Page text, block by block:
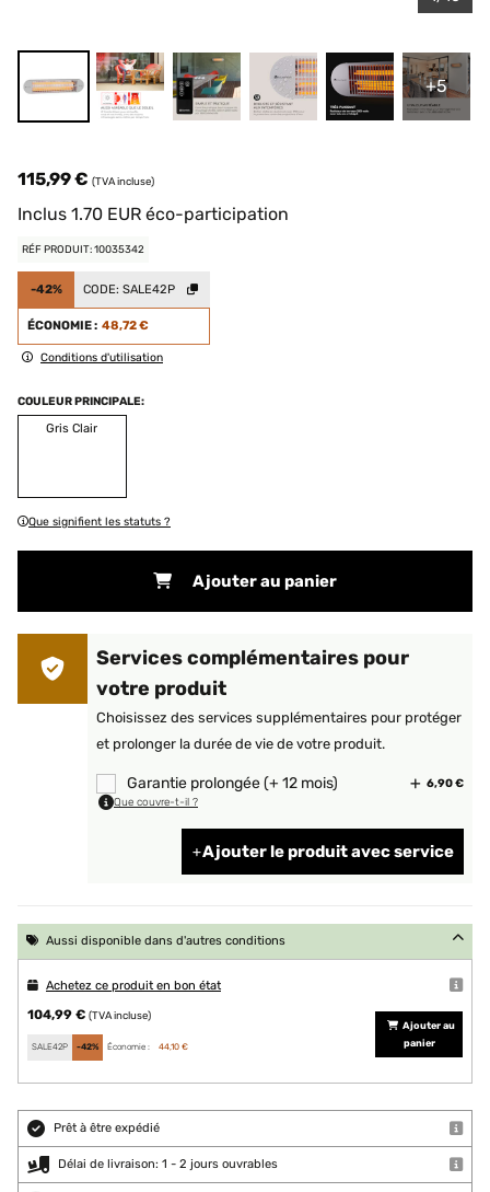
+5
115,99 € (TVA incluse)
Inclus 1.70 EUR éco-participation
RÉF PRODUIT: 10035342
-42% CODE: SALE42P
ÉCONOMIE : 48,72 €
Conditions d'utilisation
COULEUR PRINCIPALE:
Gris Clair
Que signifient les statuts ?
Ajouter au panier
Services complémentaires pour
votre produit
Choisissez des services supplémentaires pour protéger
et prolonger la durée de vie de votre produit.
Garantie prolongée (+ 12 mois) 6,90 €
Que couvre-t-il ?
Ajouter le produit avec service
Aussi disponible dans d'autres conditions
Achetez ce produit en bon état
104,99 € (TVA incluse)
SALE42P -42% Économie : 44,10 €
Ajouter au
panier
Prêt à être expédié
Délai de livraison: 1 - 2 jours ouvrables